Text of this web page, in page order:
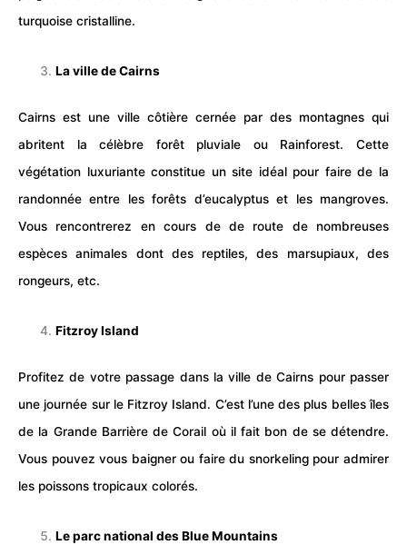
turquoise cristalline.
La ville de Cairns
Cairns est une ville côtière cernée par des montagnes qui
abritent la célèbre forêtpluviale ou Rainforest. Cette
végétation luxuriante constitue un site idéal pour faire de la
randonnée entre les forêts d’eucalyptus et les mangroves.
Vous rencontrerez en cours de de route de nombreuses
espèces animales dont des reptiles, des marsupiaux, des
rongeurs, etc.
Fitzroy Island
Profitez de votre passage dans la ville de Cairns pour passer
une journée sur le Fitzroy Island. C’est l’une des plus bellesîles
de la Grande Barrière de Corail où il fait bon de se détendre.
Vous pouvez vous baigner ou faire du snorkeling pour admirer
les poissons tropicaux colorés.
Le parc national des Blue Mountains